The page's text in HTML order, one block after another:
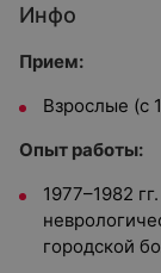
Инфо
Прием:
Взрослые (с
Опыт работы:
1977–1982
городской